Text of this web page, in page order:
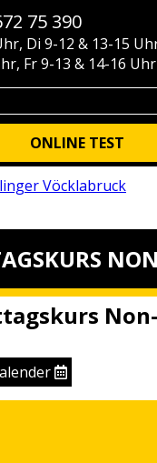
75 390
Di 9-12 & 13-15
Fr 9-13 & 14-16 Uhr
ONLINE TEST